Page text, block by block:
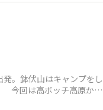
。鉢伏山はキャンプをし
今回は高ボッチ高原から